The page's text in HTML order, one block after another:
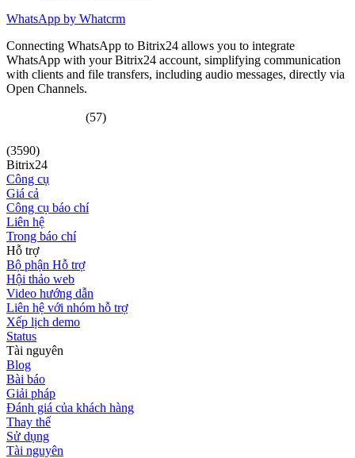
WhatsApp by Whatcrm
Connecting WhatsApp to Bitrix24 allows you to integrate
WhatsApp with your Bitrix24 account, simplifying communication
with clients and file transfers, including audio messages, directly via
Open Channels.
(57)
(3590)
Bitrix24
Công cụ
Giá cả
Công cụ báo chí
Liên hệ
Trong báo chí
Hỗ trợ
Bộ phận Hỗ trợ
Hội thảo web
Video hướng dẫn
Liên hệ với nhóm hỗ trợ
Xếp lịch demo
Status
Tài nguyên
Blog
Bài báo
Giải pháp
Đánh giá của khách hàng
Thay thế
Sử dụng
Tài nguyên